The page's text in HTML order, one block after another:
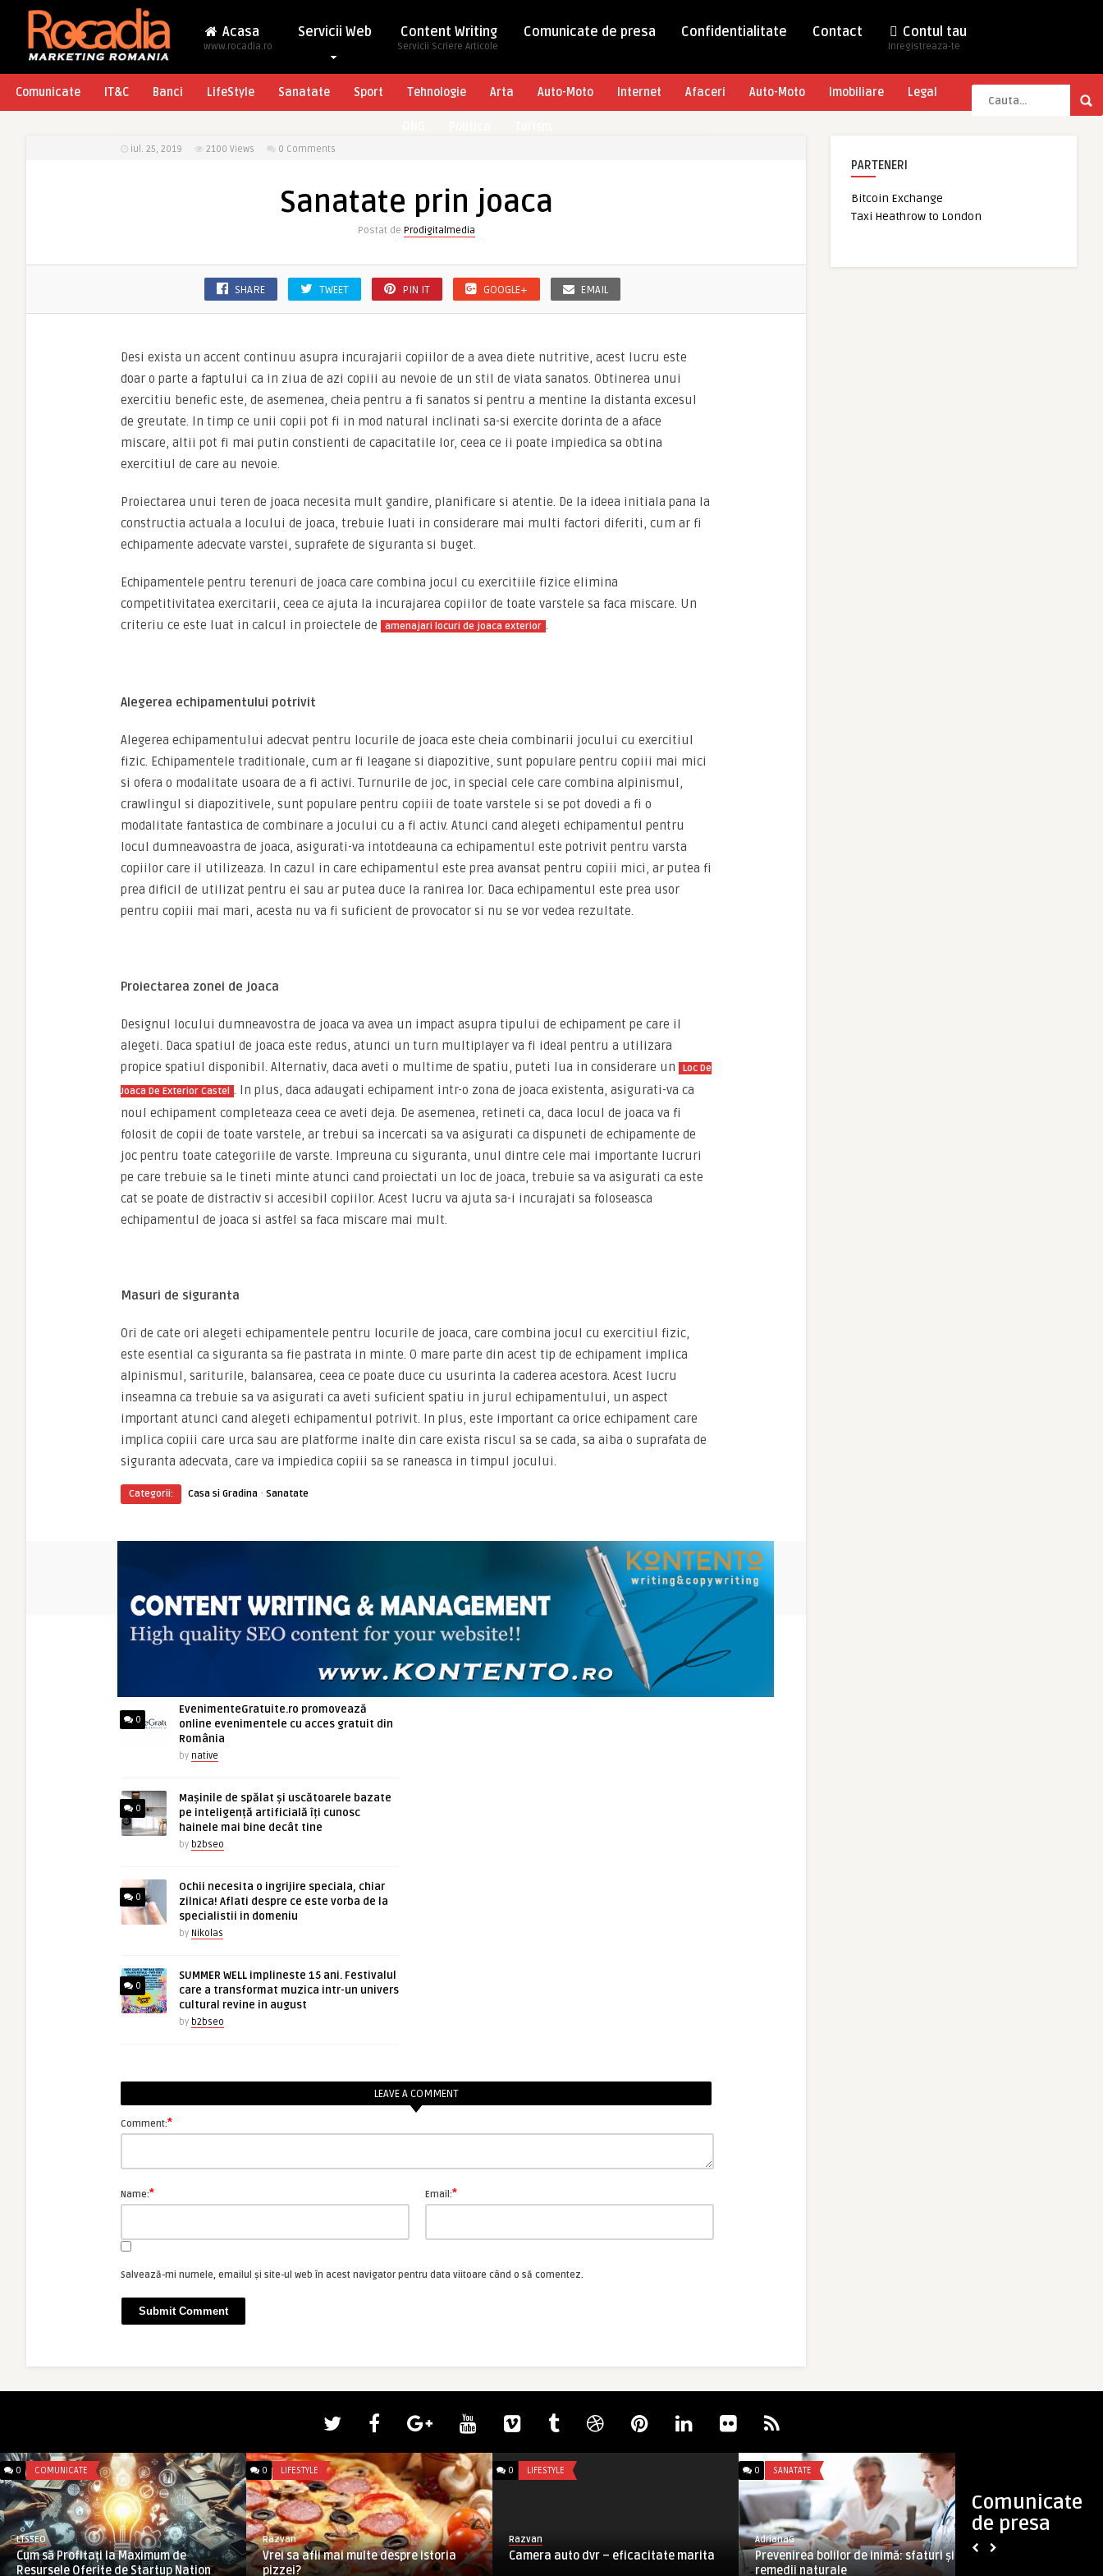
Acasa
www.rocadia.ro
Servicii Web Content Writing
Servicii Scriere Articole
Comunicate de presa Confidentialitate Contact Contul tau
Inregistreaza-te
Comunicate IT&C Banci LifeStyle Sanatate Sport Tehnologie Arta Auto-Moto Internet Afaceri Auto-Moto Imobiliare Legal
iul. 25, 2019 2100 Views 0 Comments
Sanatate prin joaca
Postat de Prodigitalmedia
SHARE TWEET PIN IT GOOGLE+ EMAIL
Desi exista un accent continuu asupra incurajarii copiilor de a avea diete nutritive, acest lucru este
doar o parte a faptului ca in ziua de azi copiii au nevoie de un stil de viata sanatos. Obtinerea unui
exercitiu benefic este, de asemenea, cheia pentru a fi sanatos si pentru a mentine la distanta excesul
de greutate. In timp ce unii copii pot fi in mod natural inclinati sa-si exercite dorinta de a aface
miscare, altii pot fi mai putin constienti de capacitatile lor, ceea ce ii poate impiedica sa obtina
exercitiul de care au nevoie.
Proiectarea unui teren de joaca necesita mult gandire, planificare si atentie. De la ideea initiala pana la
constructia actuala a locului de joaca, trebuie luati in considerare mai multi factori diferiti, cum ar fi
echipamente adecvate varstei, suprafete de siguranta si buget.
Echipamentele pentru terenuri de joaca care combina jocul cu exercitiile fizice elimina
competitivitatea exercitarii, ceea ce ajuta la incurajarea copiilor de toate varstele sa faca miscare. Un
criteriu ce este luat in calcul in proiectele de
amenajari locuri de joaca exterior .
Alegerea echipamentului potrivit
Alegerea echipamentului adecvat pentru locurile de joaca este cheia combinarii jocului cu exercitiul
fizic. Echipamentele traditionale, cum ar fi leagane si diapozitive, sunt populare pentru copiii mai mici
si ofera o modalitate usoara de a fi activi. Turnurile de joc, in special cele care combina alpinismul,
crawlingul si diapozitivele, sunt populare pentru copiii de toate varstele si se pot dovedi a fi o
modalitate fantastica de combinare a jocului cu a fi activ. Atunci cand alegeti echipamentul pentru
locul dumneavoastra de joaca, asigurati-va intotdeauna ca echipamentul este potrivit pentru varsta
copiilor care il utilizeaza. In cazul in care echipamentul este prea avansat pentru copiii mici, ar putea fi
prea dificil de utilizat pentru ei sau ar putea duce la ranirea lor. Daca echipamentul este prea usor
pentru copiii mai mari, acesta nu va fi suficient de provocator si nu se vor vedea rezultate.
Proiectarea zonei de joaca
Designul locului dumneavostra de joaca va avea un impact asupra tipului de echipament pe care il
alegeti. Daca spatiul de joaca este redus, atunci un turn multiplayer va fi ideal pentru a utilizara
propice spatiul disponibil. Alternativ, daca aveti o multime de spatiu, puteti lua in considerare un
Loc De
Joaca De Exterior Castel . In plus, daca adaugati echipament intr-o zona de joaca existenta, asigurati-va ca
noul echipament completeaza ceea ce aveti deja. De asemenea, retineti ca, daca locul de joaca va fi
folosit de copii de toate varstele, ar trebui sa incercati sa va asigurati ca dispuneti de echipamente de
joc pentru toate categoriile de varste. Impreuna cu siguranta, unul dintre cele mai importante lucruri
pe care trebuie sa le tineti minte atunci cand proiectati un loc de joaca, trebuie sa va asigurati ca este
cat se poate de distractiv si accesibil copiilor. Acest lucru va ajuta sa-i incurajati sa foloseasca
echipamentul de joaca si astfel sa faca miscare mai mult.
Masuri de siguranta
Ori de cate ori alegeti echipamentele pentru locurile de joaca, care combina jocul cu exercitiul fizic,
este esential ca siguranta sa fie pastrata in minte. O mare parte din acest tip de echipament implica
alpinismul, sariturile, balansarea, ceea ce poate duce cu usurinta la caderea acestora. Acest lucru
inseamna ca trebuie sa va asigurati ca aveti suficient spatiu in jurul echipamentului, un aspect
important atunci cand alegeti echipamentul potrivit. In plus, este important ca orice echipament care
implica copiii care urca sau are platforme inalte din care exista riscul sa se cada, sa aiba o suprafata de
siguranta adecvata, care va impiedica copiii sa se raneasca in timpul jocului.
Categorii: Casa si Gradina · Sanatate
0
EvenimenteGratuite.ro promovează
online evenimentele cu acces gratuit din
România
by native
0
Mașinile de spălat și uscătoarele bazate
pe inteligență artificială îți cunosc
hainele mai bine decât tine
by b2bseo
0
Ochii necesita o ingrijire speciala, chiar
zilnica! Aflati despre ce este vorba de la
specialistii in domeniu
by Nikolas
0
SUMMER WELL implineste 15 ani. Festivalul
care a transformat muzica intr-un univers
cultural revine in august
by b2bseo
ARTICOLE ASEMANATOARE
LEAVE A COMMENT
Comment:*
Name:* Email:*
Salvează-mi numele, emailul și site-ul web în acest navigator pentru data viitoare când o să comentez.
PARTENERI
Bitcoin Exchange
Taxi Heathrow to London
Comunicate
de presa
0 COMUNICATE
LTSSEO
Cum să Profitați la Maximum de
Resursele Oferite de Startup Nation
0 LIFESTYLE
Razvan
Vrei sa afli mai multe despre istoria
pizzei?
0 LIFESTYLE
Razvan
Camera auto dvr – eficacitate marita
0 SANATATE
AdrianaG
Prevenirea bolilor de inimă: sfaturi și
remedii naturale